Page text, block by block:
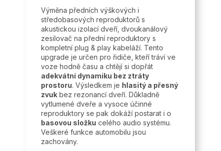
Výměna předních výškových i
středobasových reproduktorů s
akustickou izolací dveří, dvoukanálový
zesilovač na přední reproduktory s
kompletní plug & play kabeláží. Tento
upgrade je určen pro řidiče, kteří tráví ve
voze hodně času a chtějí si dopřát
adekvátní dynamiku bez ztráty
prostoru. Výsledkem je hlasitý a přesný
zvukbez rezonancí dveří. Důkladně
vytlumené dveře a vysoce účinné
reproduktory se pak dokáží postarat i o
basovou složku celého audio systému.
Veškeré funkce automobilu jsou
zachovány.